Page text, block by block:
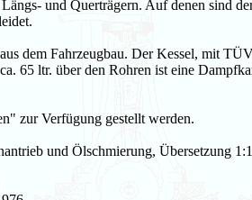
und Querträgern. Auf denen sind
dem Fahrzeugbau. Der Kessel, mit
65 ltr. über den Rohren ist eine
zur Verfügung gestellt werden.
und Ölschmierung, Übersetzung